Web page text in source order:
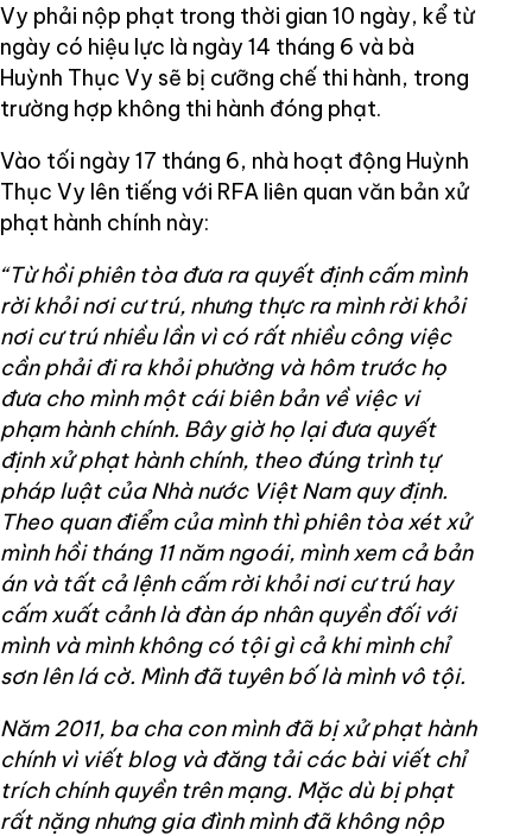
Vy phải nộp phạt trong thời gian 10 ngày, kể từ
ngày có hiệu lực là ngày 14 tháng 6 và bà
Huỳnh Thục Vy sẽ bị cưỡng chế thi hành, trong
trường hợp không thi hành đóng phạt.
Vào tối ngày 17 tháng 6, nhà hoạt động Huỳnh
Thục Vy lên tiếng với RFA liên quan văn bản xử
phạt hành chính này:
“Từ hồi phiên tòa đưa ra quyết định cấm mình
rời khỏi nơi cư trú, nhưng thực ra mình rời khỏi
nơi cư trú nhiều lần vì có rất nhiều công việc
cần phải đi ra khỏi phường và hôm trước họ
đưa cho mình một cái biên bản về việc vi
phạm hành chính. Bây giờ họ lại đưa quyết
định xử phạt hành chính, theo đúng trình tự
pháp luật của Nhà nước Việt Nam quy định.
Theo quan điểm của mình thì phiên tòa xét xử
mình hồi tháng 11 năm ngoái, mình xem cả bản
án và tất cả lệnh cấm rời khỏi nơi cư trú hay
cấm xuất cảnh là đàn áp nhân quyền đối với
mình và mình không có tội gì cả khi mình chỉ
sơn lên lá cờ. Mình đã tuyên bố là mình vô tội.
Năm 2011, ba cha con mình đã bị xử phạt hành
chính vì viết blog và đăng tải các bài viết chỉ
trích chính quyền trên mạng. Mặc dù bị phạt
rất nặng nhưng gia đình mình đã không nộp